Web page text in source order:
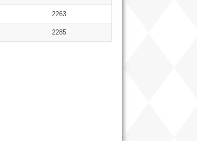
2263
2285